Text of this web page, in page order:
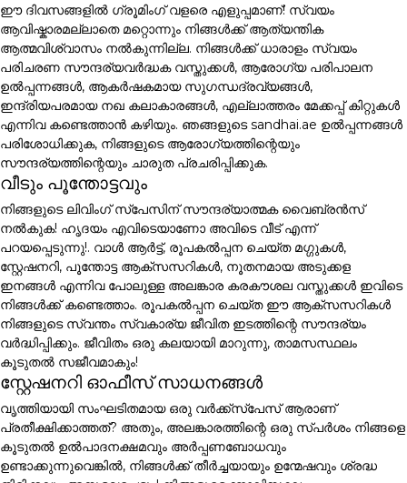
ഈ ദിവസങ്ങളിൽ ഗ്രൂമിംഗ് വളരെ എളുപ്പമാണ്! സ്വയം
ആവിഷ്കാരമല്ലാതെ മറ്റൊന്നും നിങ്ങൾക്ക് ആത്യന്തിക
ആത്മവിശ്വാസം നൽകുന്നില്ല. നിങ്ങൾക്ക് ധാരാളം സ്വയം
പരിചരണ സൗന്ദര്യവർദ്ധക വസ്തുക്കൾ, ആരോഗ്യ പരിപാലന
ഉൽപ്പന്നങ്ങൾ, ആകർഷകമായ സുഗന്ധദ്രവ്യങ്ങൾ,
ഇന്ദ്രിയപരമായ നഖ കലാകാരങ്ങൾ, എല്ലാത്തരം മേക്കപ്പ് കിറ്റുകൾ
എന്നിവ കണ്ടെത്താൻ കഴിയും. ഞങ്ങളുടെ sandhai.ae ഉൽപ്പന്നങ്ങൾ
പരിശോധിക്കുക, നിങ്ങളുടെ ആരോഗ്യത്തിന്റെയും
സൗന്ദര്യത്തിന്റെയും ചാരുത പ്രചരിപ്പിക്കുക.
വീടും പൂന്തോട്ടവും
നിങ്ങളുടെ ലിവിംഗ് സ്പേസിന് സൗന്ദര്യാത്മക വൈബ്രൻസ്
നൽകുക! ഹൃദയം എവിടെയാണോ അവിടെ വീട് എന്ന്
പറയപ്പെടുന്നു!. വാൾ ആർട്ട്, രൂപകൽപ്പന ചെയ്ത മഗ്ഗുകൾ,
സ്റ്റേഷനറി, പൂന്തോട്ട ആക്സസറികൾ, നൂതനമായ അടുക്കള
ഇനങ്ങൾ എന്നിവ പോലുള്ള അലങ്കാര കരകൗശല വസ്തുക്കൾ ഇവിടെ
നിങ്ങൾക്ക് കണ്ടെത്താം. രൂപകൽപ്പന ചെയ്ത ഈ ആക്സസറികൾ
നിങ്ങളുടെ സ്വന്തം സ്വകാര്യ ജീവിത ഇടത്തിന്റെ സൗന്ദര്യം
വർദ്ധിപ്പിക്കും. ജീവിതം ഒരു കലയായി മാറുന്നു, താമസസ്ഥലം
കൂടുതൽ സജീവമാകും!
സ്റ്റേഷനറി ഓഫീസ് സാധനങ്ങൾ
വൃത്തിയായി സംഘടിതമായ ഒരു വർക്ക്സ്പേസ് ആരാണ്
പ്രതീക്ഷിക്കാത്തത്? അതും, അലങ്കാരത്തിന്റെ ഒരു സ്പർശം നിങ്ങളെ
കൂടുതൽ ഉൽപാദനക്ഷമവും അർപ്പണബോധവും
ഉണ്ടാക്കുന്നുവെങ്കിൽ, നിങ്ങൾക്ക് തീർച്ചയായും ഉന്മേഷവും ശ്രദ്ധ